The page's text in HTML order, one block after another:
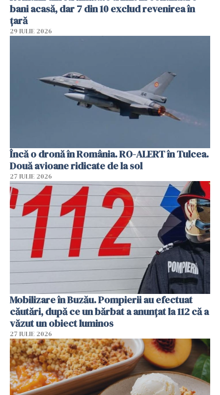
bani acasă, dar 7 din 10 exclud revenirea în
țară
29 IULIE 2026
Încă o dronă în România. RO-ALERT în Tulcea.
Două avioane ridicate de la sol
27 IULIE 2026
Mobilizare în Buzău. Pompierii au efectuat
căutări, după ce un bărbat a anunțat la 112 că a
văzut un obiect luminos
27 IULIE 2026